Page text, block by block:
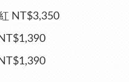
NT$3,350
NT$1,390
NT$1,390